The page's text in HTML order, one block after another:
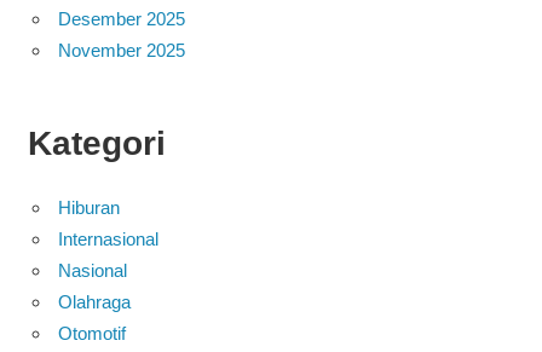
Desember 2025
November 2025
Kategori
Hiburan
Internasional
Nasional
Olahraga
Otomotif